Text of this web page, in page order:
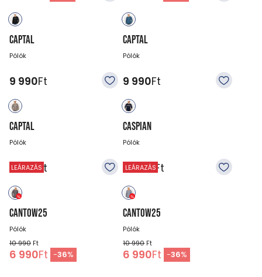
CAPTAL
Pólók
9 990Ft
CAPTAL
Pólók
9 990Ft
CAPTAL
Pólók
9 990Ft
CASPIAN
Pólók
13 990Ft
LEÁRAZÁS
CANTOW25
Pólók
10 990 Ft
6 990Ft -36%
LEÁRAZÁS
CANTOW25
Pólók
10 990Ft
6 990Ft -36%